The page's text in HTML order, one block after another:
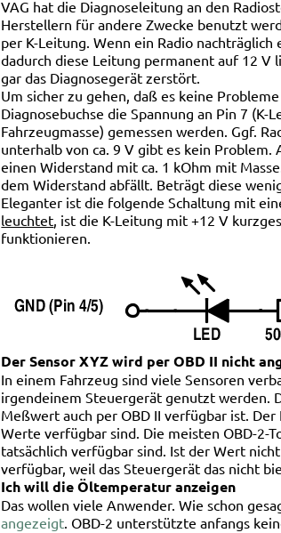
VAG hat die Diagnoseleitung an den
Herstellern für andere Zwecke benutzt
per K-Leitung. Wenn ein Radio
dadurch diese Leitung permanent auf 12
gar das Diagnosegerät zerstört.
Um sicher zu gehen, daß es keine
Diagnosebuchse die Spannung an Pin 7 (K-
Fahrzeugmasse) gemessen werden. Ggf.
unterhalb von ca. 9 V gibt es kein
einen Widerstand mit ca. 1 kOhm mit
dem Widerstand abfällt. Beträgt diese
Eleganter ist die folgende Schaltung mit
leuchtet, ist die K-Leitung mit +12 V
funktionieren.
Der Sensor XYZ wird per OBD II nicht
In einem Fahrzeug sind viele Sensoren
irgendeinem Steuergerät genutzt werden.
Meßwert auch per OBD II verfügbar ist.
Werte verfügbar sind. Die meisten OBD-2-
tatsächlich verfügbar sind. Ist der Wert
verfügbar, weil das Steuergerät das nicht
Ich will die Öltemperatur anzeigen
Das wollen viele Anwender. Wie schon
angezeigt. OBD-2 unterstützte anfangs